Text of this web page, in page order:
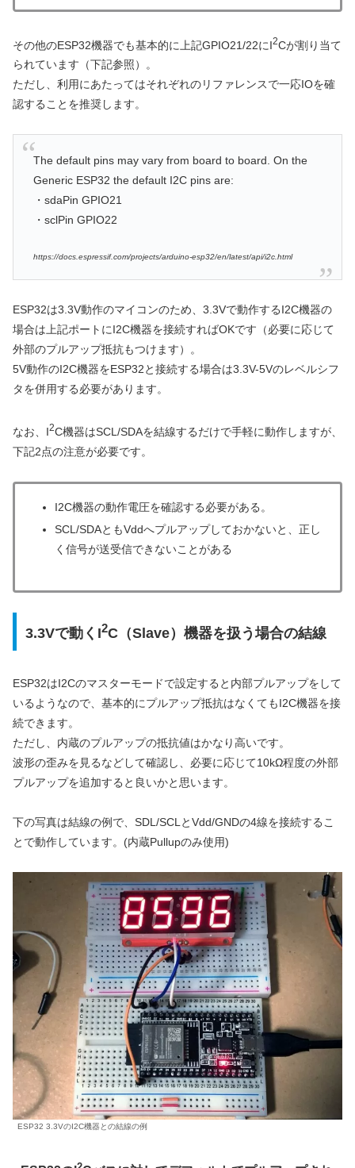
その他のESP32機器でも基本的に上記GPIO21/22にI2Cが割り当て
られています（下記参照）。
ただし、利用にあたってはそれぞれのリファレンスで一応IOを確
認することを推奨します。
The default pins may vary from board to board. On the
Generic ESP32 the default I2C pins are:
・sdaPin GPIO21
・sclPin GPIO22
https://docs.espressif.com/projects/arduino-esp32/en/latest/api/i2c.html
ESP32は3.3V動作のマイコンのため、3.3Vで動作するI2C機器の
場合は上記ポートにI2C機器を接続すればOKです（必要に応じて
外部のプルアップ抵抗もつけます）。
5V動作のI2C機器をESP32と接続する場合は3.3V-5Vのレベルシフ
タを併用する必要があります。
なお、I2C機器はSCL/SDAを結線するだけで手軽に動作しますが、
下記2点の注意が必要です。
I2C機器の動作電圧を確認する必要がある。
SCL/SDAともVddへプルアップしておかないと、正し
く信号が送受信できないことがある
3.3Vで動くI2C（Slave）機器を扱う場合の結線
ESP32はI2Cのマスターモードで設定すると内部プルアップをして
いるようなので、基本的にプルアップ抵抗はなくてもI2C機器を接
続できます。
ただし、内蔵のプルアップの抵抗値はかなり高いです。
波形の歪みを見るなどして確認し、必要に応じて10kΩ程度の外部
プルアップを追加すると良いかと思います。
下の写真は結線の例で、SDL/SCLとVdd/GNDの4線を接続するこ
とで動作しています。(内蔵Pullupのみ使用)
ESP32 3.3VのI2C機器との結線の例